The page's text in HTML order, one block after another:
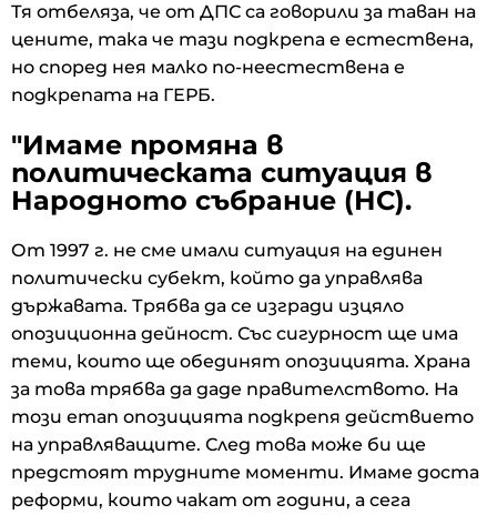
Тя отбеляза, че от ДПС са говорили за таван на
цените, така че тази подкрепа е естествена,
но според нея малко по-неестествена е
подкрепата на ГЕРБ.
"Имаме промяна в
политическата ситуация в
Народното събрание (НС).
От 1997 г. не сме имали ситуация на единен
политически субект, който да управлява
държавата. Трябва да се изгради изцяло
опозиционна дейност. Със сигурност ще има
теми, които ще обединят опозицията. Храна
за това трябва да даде правителството. На
този етап опозицията подкрепя действието
на управляващите. След това може би ще
предстоят трудните моменти. Имаме доста
реформи, които чакат от години, а сега